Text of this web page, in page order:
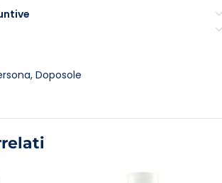
, Doposole